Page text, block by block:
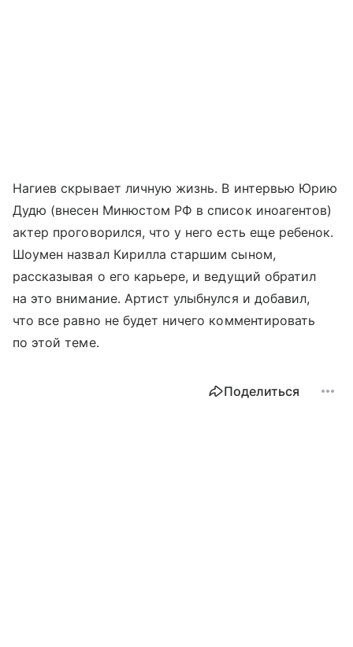
Нагиев скрывает личную жизнь. В интервью Юрию
Дудю (внесен Минюстом РФ в список иноагентов)
актер проговорился, что у него есть еще ребенок.
Шоумен назвал Кирилла старшим сыном,
рассказывая о его карьере, и ведущий обратил
на это внимание. Артист улыбнулся и добавил,
что все равно не будет ничего комментировать
по этой теме.
Поделиться